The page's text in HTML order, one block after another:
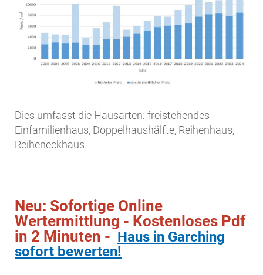
Dies umfasst die Hausarten: freistehendes
Einfamilienhaus, Doppelhaushälfte, Reihenhaus,
Reiheneckhaus.
Neu: Sofortige Online
Wertermittlung - Kostenloses Pdf
in 2 Minuten - Haus in Garching
sofort bewerten!